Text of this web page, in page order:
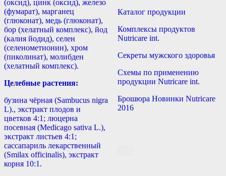
(оксид), цинк (оксид), железо
(фумарат), марганец
(глюконат), медь (глюконат),
бор (хелатный комплекс), йод
(калия йодид), селен
(селенометионин), хром
(пиколинат), молибден
(хелатный комплекс).
Целебные растения:
бузина чёрная (Sambucus nigra
L)., экстракт плодов и
цветков 4:1; люцерна
посевная (Medicago sativa L.),
экстракт листьев 4:1;
сассапариль лекарственный
(Smilax officinalis), экстракт
корня 10:1.
Каталог продукции
Комплексы продуктов
Nutricare int.
Секреты мужского здоровья
Схемы по применению
продукции Nutricare int.
Брошюра Новинки Nutricare
2016